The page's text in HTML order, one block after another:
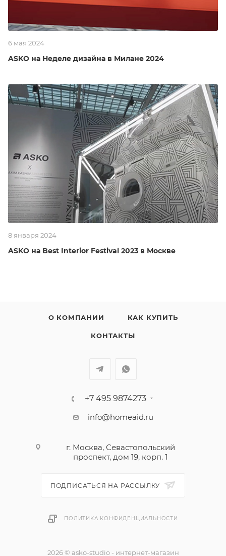
6 мая 2024
ASKO на Неделе дизайна в Милане 2024
8 января 2024
ASKO на Best Interior Festival 2023 в Москве
О КОМПАНИИ КАК КУПИТЬ
КОНТАКТЫ
+7 495 9874273
info@homeaid.ru
г. Москва, Севастопольский
проспект, дом 19, корп. 1
ПОДПИСАТЬСЯ НА РАССЫЛКУ
ПОЛИТИКА КОНФИДЕНЦИАЛЬНОСТИ
2026 © asko-studio - интернет-магазин